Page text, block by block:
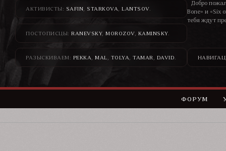
АКТИВИСТЫ: SAFIN STARKOVA LANTSOV.
ПОСТОПИСЦЫ: RANEVSKY, MOROZOV, KAMINSKY.
РАЗЫСКИВАЕМ: PEKKA MAL TOLYA TAMAR DAVID
Добро
Bone» и «Six
тебя ждут
ФОРУМ